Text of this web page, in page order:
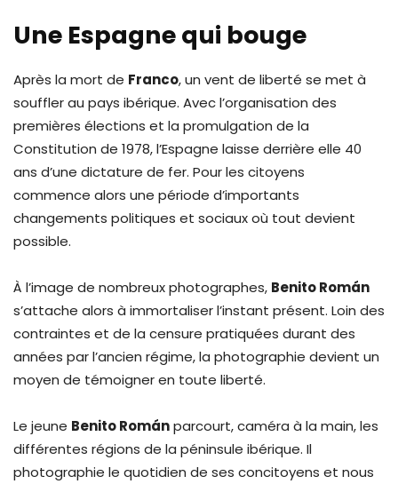
Une Espagne qui bouge
Après la mort de Franco, un vent de liberté se met à
souffler au pays ibérique. Avec l’organisation des
premières élections et la promulgation de la
Constitution de 1978, l’Espagne laisse derrière elle 40
ans d’une dictature de fer. Pour les citoyens
commence alors une période d’importants
changements politiques et sociaux où tout devient
possible.
À l’image de nombreux photographes, Benito Román
s’attache alors à immortaliser l’instant présent. Loin des
contraintes et de la censure pratiquées durant des
années par l’ancien régime, la photographie devient un
moyen de témoigner en toute liberté.
Le jeune Benito Románparcourt, caméra à la main, les
différentes régions de la péninsule ibérique. Il
photographie le quotidien de ses concitoyens et nous